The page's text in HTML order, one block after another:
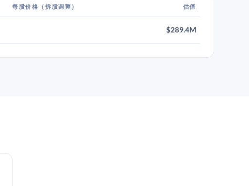
每股价格（拆股调整） 估值
$289.4M